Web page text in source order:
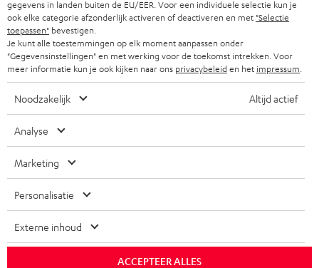
extérieurs et des bruits de respiration.
I
n
s
c
r
i
v
e
z
-
Choisissez votre bon d'achat !
Inscrivez-vous à la newsletter et recevez jusqu'à
€ 45 de remise.
EMAIL
gegevens in landen buiten de EU/EER. Voor een individuele selectie kun je
ook elke categorie afzonderlijk activeren of deactiveren en met "Selectie
toepassen" bevestigen.
Je kunt alle toestemmingen op elk moment aanpassen onder
"Gegevensinstellingen" en met werking voor de toekomst intrekken. Voor
meer informatie kun je ook kijken naar ons privacybeleiden het impressum
Noodzakelijk Altijd actief
Analyse
Marketing
Personalisatie
Externe inhoud
ACCEPTEER ALLES